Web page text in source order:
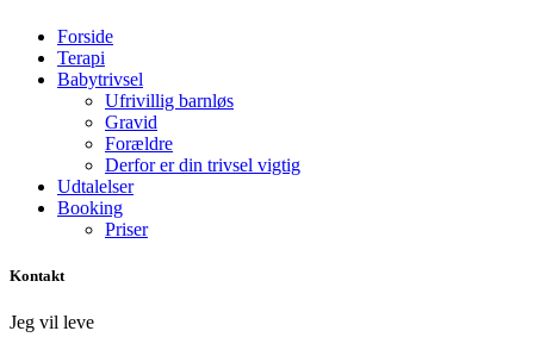
Forside
Terapi
Babytrivsel
Ufrivillig barnløs
Gravid
Forældre
Derfor er din trivsel vigtig
Udtalelser
Booking
Priser
Kontakt
Jeg vil leve